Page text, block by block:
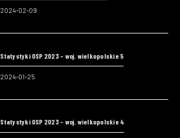
2024-02-09
Statystyki OSP 2023 – woj. wielkopolskie 5
2024-01-25
Statystyki OSP 2023 – woj. wielkopolskie 4